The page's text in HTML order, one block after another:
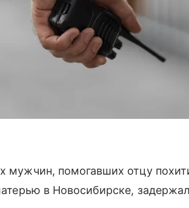
помогавших отцу
в Новосибирске,